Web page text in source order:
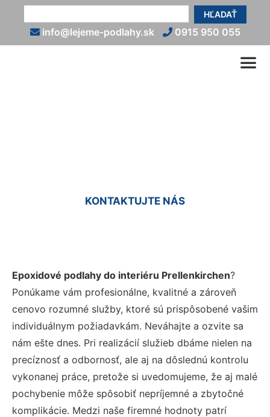
HĽADAŤ
info@lejeme-podlahy.sk 0915 950 055
KONTAKTUJTE NÁS
Epoxidové podlahy do interiéru Prellenkirchen?
Ponúkame vám profesionálne, kvalitné a zároveň
cenovo rozumné služby, ktoré sú prispôsobené vašim
individuálnym požiadavkám. Neváhajte a ozvite sa
nám ešte dnes. Pri realizácií služieb dbáme nielen na
precíznosť a odbornosť, ale aj na dôslednú kontrolu
vykonanej práce, pretože si uvedomujeme, že aj malé
pochybenie môže spôsobiť nepríjemné a zbytočné
komplikácie. Medzi naše firemné hodnoty patrí